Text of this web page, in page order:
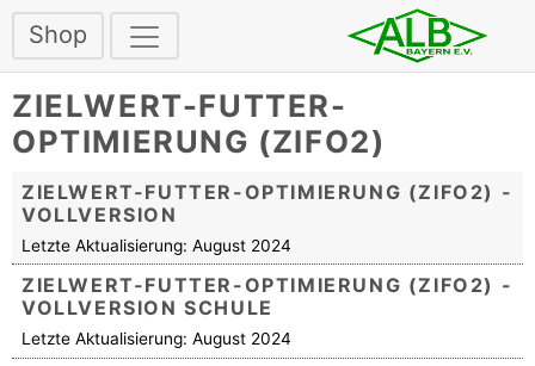
Shop
ZIELWERT-FUTTER-
OPTIMIERUNG (ZIFO2)
ZIELWERT-FUTTER-OPTIMIERUNG (ZIFO2) -
VOLLVERSION
Letzte Aktualisierung: August 2024
ZIELWERT-FUTTER-OPTIMIERUNG (ZIFO2) -
VOLLVERSION SCHULE
Letzte Aktualisierung: August 2024